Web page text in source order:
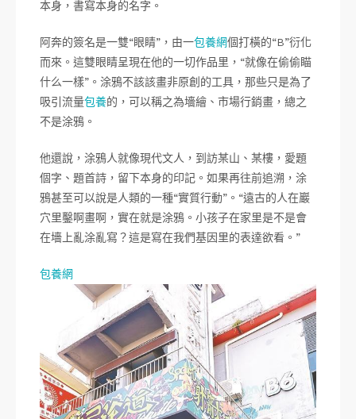
本身，書寫本身的名字。
阿奔的簽名是一雙“眼睛”，由一包養網個打橫的“B”衍化
而來。這雙眼睛呈現在他的一切作品里，“就像在偷偷瞄
什么一樣”。涂鴉不該該畫非原創的工具，那些只是為了
吸引流量包養的，可以稱之為墻繪、市場行銷畫，總之
不是涂鴉。
他還說，涂鴉人就像現代文人，到訪某山、某樓，愛題
個字、題首詩，留下本身的印記。如果再往前追溯，涂
鴉甚至可以說是人類的一種“實質行動”。“遠古的人在巖
穴里鑿啊畫啊，實在就是涂鴉。小孩子在家里是不是會
在墻上亂涂亂寫？這是寫在我們基因里的表達欲看。”
包養網